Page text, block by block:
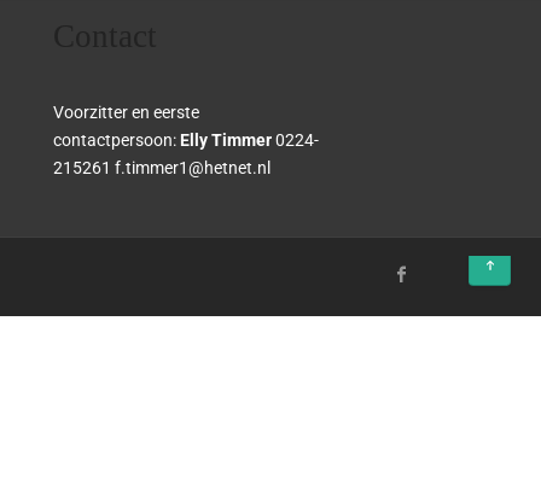
Voorzitter en eerste
contactpersoon: Elly Timmer0224-
215261 f.timmer1@hetnet.nl
↑